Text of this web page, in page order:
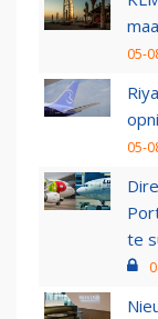
05-
05-
te